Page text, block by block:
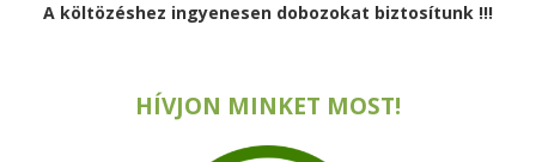
A költözéshez ingyenesen dobozokat biztosítunk !!!
HÍVJON MINKET MOST!